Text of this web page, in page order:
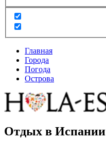
Главная
Города
Погода
Острова
Отдых в Испании